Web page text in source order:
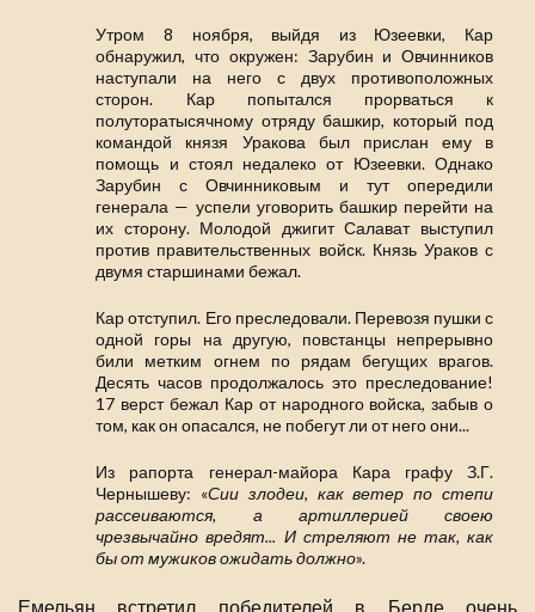
Утром 8 ноября, выйдя из Юзеевки, Кар
обнаружил, что окружен: Зарубин и Овчинников
наступали на него с двух противоположных
сторон. Кар попытался прорваться к
полуторатысячному отряду башкир, который под
командой князя Уракова был прислан ему в
помощь и стоял недалеко от Юзеевки. Однако
Зарубин с Овчинниковым и тут опередили
генерала — успели уговорить башкир перейти на
их сторону. Молодой джигит Салават выступил
против правительственных войск. Князь Ураков с
двумя старшинами бежал.
Кар отступил. Его преследовали. Перевозя пушки с
одной горы на другую, повстанцы непрерывно
били метким огнем по рядам бегущих врагов.
Десять часов продолжалось это преследование!
17 верст бежал Кар от народного войска, забыв о
том, как он опасался, не побегут ли от него они...
Из рапорта генерал-майора Кара графу З.Г.
Чернышеву: «Сии злодеи, как ветер по степи
рассеиваются, а артиллерией своею
чрезвычайно вредят... И стреляют не так, как
бы от мужиков ожидать должно».
Емельян встретил победителей в Берде очень